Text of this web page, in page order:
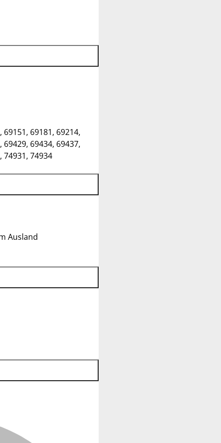
69151, 69181, 69214,
69429, 69434, 69437,
74931, 74934
Ausland